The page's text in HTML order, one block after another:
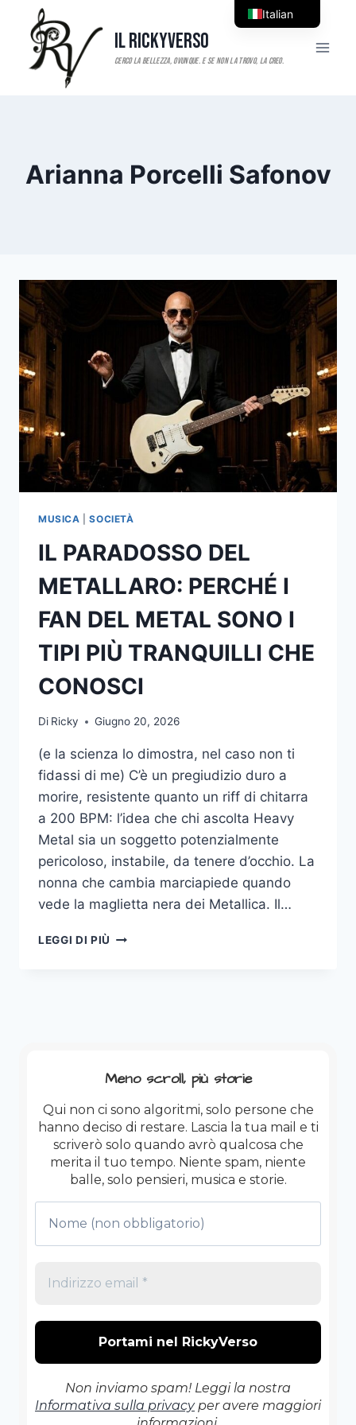
contenuto
Il RickyVerso
Arianna Porcelli Safonov
MUSICA |SOCIETÀ
IL PARADOSSO DEL
METALLARO: PERCHÉ I
FAN DEL METAL SONO I
TIPI PIÙ TRANQUILLI CHE
CONOSCI
Di Ricky Giugno 20, 2026
(e la scienza lo dimostra, nel caso non ti
fidassi di me) C’è un pregiudizio duro a
morire, resistente quanto un riff di chitarra
a 200 BPM: l’idea che chi ascolta Heavy
Metal sia un soggetto potenzialmente
pericoloso, instabile, da tenere d’occhio. La
nonna che cambia marciapiede quando
vede la maglietta nera dei Metallica. Il…
LEGGI DI PIÙ
SONO
TIPI
PIÙ
TRANQUILLI
CHE
CONOSCI
Meno scroll, più storie
Qui non ci sono algoritmi, solo persone che
hanno deciso di restare. Lascia la tua mail e ti
scriverò solo quando avrò qualcosa che
merita il tuo tempo. Niente spam, niente
balle, solo pensieri, musica e storie.
Non inviamo spam! Leggi la nostra
Informativa sulla privacyper avere maggiori
Italian